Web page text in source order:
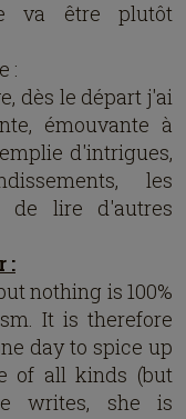
va être plutôt
:
dès le départ j'ai
émouvante à
d'intrigues,
les
de lire d'autres
:
nothing is 100%
It is therefore
day to spice up
of all kinds (but
writes, she is